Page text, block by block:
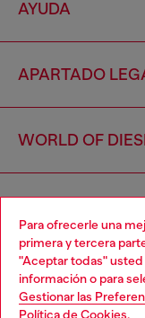
Para ofrecerle una
primera y tercera
"Aceptar todas" usted
información o para
Gestionar las
Política de Cookies.
AYUDA
APARTADO
WORLD OF
Choose your location
You are currently